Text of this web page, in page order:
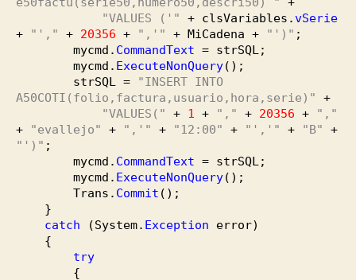
"VALUES ('"
+ clsVariables.vSerie
+
"'," + 20356 + ",'" + MiCadena + "')" ;
mycmd. CommandText = strSQL;
mycmd. ExecuteNonQuery( ) ;
strSQL =
"INSERT INTO
A50COTI(folio,factura,usuario,hora,serie)"
+
"VALUES("
+ 1 + "," + 20356 +
","
+
"evallejo" + ",'" + "12:00" + "','" + "B"
+
"')" ;
mycmd. CommandText = strSQL;
mycmd. ExecuteNonQuery( ) ;
Trans. Commit ( ) ;
}
catch
(System. Exception error)
{
try
{